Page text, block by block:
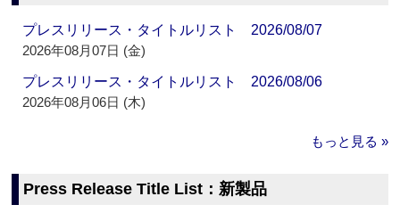
プレスリリース・タイトルリスト 2026/08/07
2026年08月07日 (金)
プレスリリース・タイトルリスト 2026/08/06
2026年08月06日 (木)
もっと見る »
Press Release Title List：新製品